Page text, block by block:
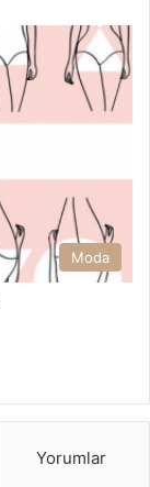
Moda
Yorumlar